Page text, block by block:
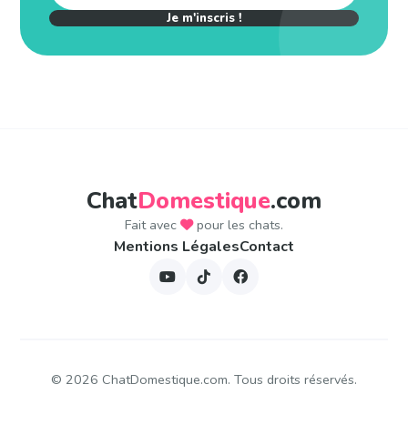
Je m'inscris !
ChatDomestique.com
Fait avec pour les chats.
Mentions LégalesContact
© 2026 ChatDomestique.com. Tous droits réservés.